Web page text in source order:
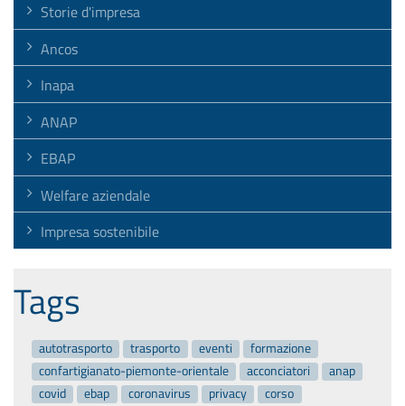
Storie d'impresa
Ancos
Inapa
ANAP
EBAP
Welfare aziendale
Impresa sostenibile
Tags
autotrasporto trasporto eventi
formazione
confartigianato-piemonte-orientale
acconciatori
anap
covid
ebap coronavirus privacy
corso